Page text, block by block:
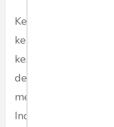
Keseriusan
kebijakannya
kesiapan bangsa ini
dengan kecakapan
menyambut
Indonesia